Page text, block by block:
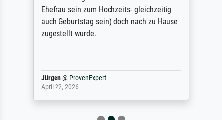
Ehefrau sein zum Hochzeits- gleichzeitig
auch Geburtstag sein) doch nach zu Hause
zugestellt wurde.
Jürgen@ ProvenExpert
April 22, 2026